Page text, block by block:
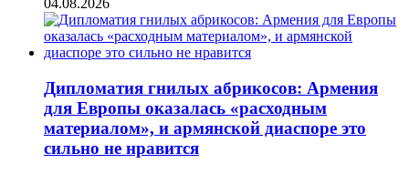
04.08.2026
Дипломатия гнилых абрикосов: Армения
для Европы оказалась «расходным
материалом», и армянской диаспоре это
сильно не нравится